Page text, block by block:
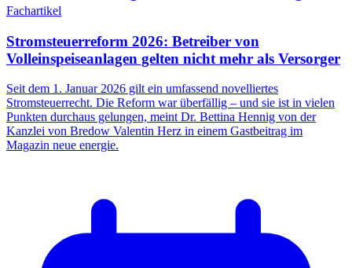
Fachartikel
Stromsteuerreform 2026: Betreiber von
Volleinspeiseanlagen gelten nicht mehr als Versorger
Seit dem 1. Januar 2026 gilt ein umfassend novelliertes
Stromsteuerrecht. Die Reform war überfällig – und sie ist in vielen
Punkten durchaus gelungen, meint Dr. Bettina Hennig von der
Kanzlei von Bredow Valentin Herz in einem Gastbeitrag im
Magazin neue energie.